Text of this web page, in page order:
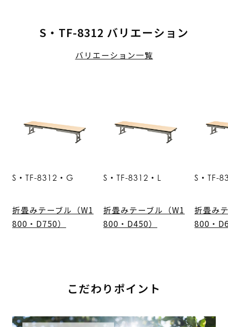
S・TF-8312 バリエーション
バリエーション一覧
S・TF-8312・G
折畳みテーブル（W1
800・D750）
S・TF-8312・L
折畳みテーブル（W1
800・D450）
S・TF-
折畳み
800・
こだわりポイント